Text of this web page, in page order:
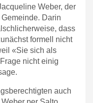
Weber, der
Darin
dass
formell nicht
«Sie sich als
nicht einig
auch